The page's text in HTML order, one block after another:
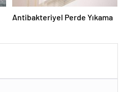
Antibakteriyel Perde Yıkama